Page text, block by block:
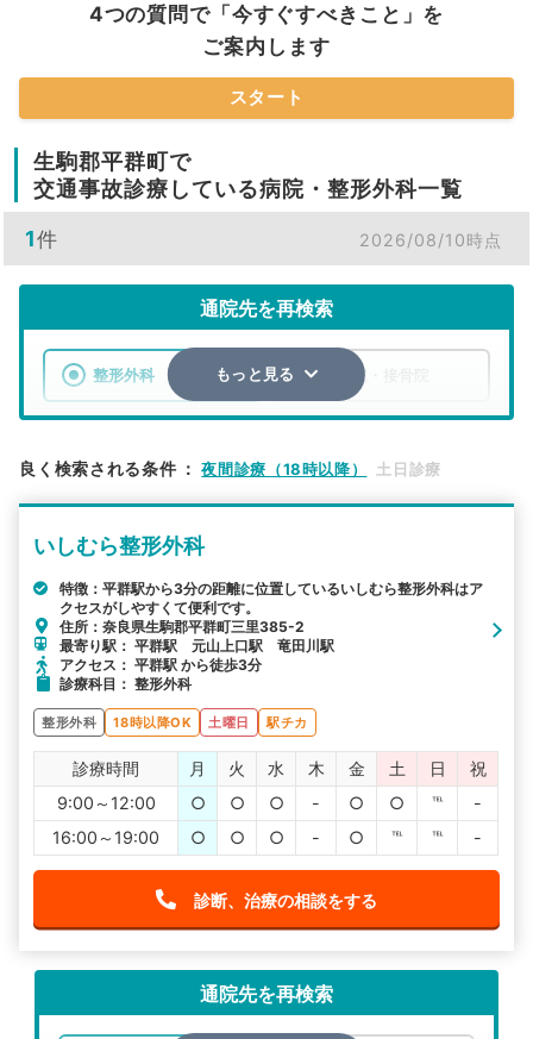
4つの質問で「今すぐすべきこと」を
ご案内します
スタート
生駒郡平群町で
交通事故診療している病院・整形外科一覧
1件 2026/08/10時点
通院先を再検索
整形外科 整骨院・接骨院
検索する
詳細条件で絞り込む
その他の検索方法
駅から探す
もっと見る
良く検索される条件 ： 夜間診療（18時以降） 土日診療
いしむら整形外科
特徴：平群駅から3分の距離に位置しているいしむら整形外科はア
クセスがしやすくて便利です。
住所：奈良県生駒郡平群町三里385-2
最寄り駅： 平群駅 元山上口駅 竜田川駅
アクセス： 平群駅 から徒歩3分
診療科目： 整形外科
整形外科 18時以降OK 土曜日 駅チカ
診療時間 月 火 水 木 金 土 日
祝
9:00～12:00
○ ○ ○ - ○ ○ ℡
-
16:00～19:00
○ ○ ○ - ○ ℡ ℡ -
診断、治療の相談をする
通院先を再検索